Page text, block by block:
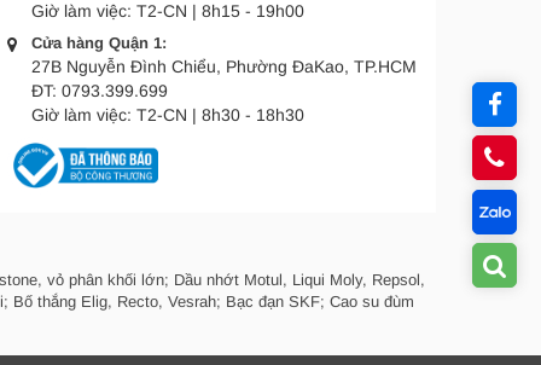
Giờ làm việc: T2-CN | 8h15 - 19h00
Cửa hàng Quận 1:
27B Nguyễn Đình Chiểu, Phường ĐaKao, TP.HCM
ĐT: 0793.399.699
Giờ làm việc: T2-CN | 8h30 - 18h30
vỏ phân khối lớn; Dầu nhớt Motul, Liqui Moly, Repsol,
thắng Elig, Recto, Vesrah; Bạc đạn SKF; Cao su đùm